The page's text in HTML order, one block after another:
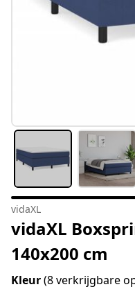
vidaXL
vidaXL
140x200 cm
Kleur(8 verkrijgbare